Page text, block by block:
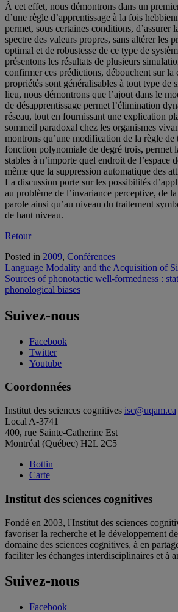
À cet effet, nous démontrons dans un
d’une règle d’apprentissage à la fois
permet, sous certaines conditions, d’assurer
spectre des valeurs propres, sans altérer les
optimal et de robustesse de ce type de
présentons les résultats de plusieurs
confirmer ces prédictions, débouchent sur la
propriétés sont généralisables à tout type de
lieu, nous démontrons que l’ajout dans le
de désapprentissage permet l’élimination
réseau, tout en fournissant une explication
sommeil paradoxal chez les organismes
montrons qu’une modification de la règle de
fonction polynomiale de degré trois, permet
stables à n’importe quel endroit de l’espace
même que la suppression automatique des
La discussion porte sur les possibilités
au problème de l’invariance perceptive, de
parole ainsi qu’au niveau du traitement
de haut niveau.
Retour
Posted in 2009, Conférences
Navigation
de
Language Modality and the Acquisition of
Sources of phonotactic well-formedness :
phonological biases
Suivez-nous
Facebook
Twitter
Youtube
Coordonnées
Institut des sciences cognitives isc@uqam.ca
Local A-3741
400, rue Sainte-Catherine Est
Montréal (Québec) H2L 2C5
Bottin
Carte
Institut des sciences cognitives
Fondé en 2003, l'Institut des sciences
favoriser la recherche et le développement
domaine des sciences cognitives, à en
faciliter les échanges interdisciplinaires et à
Suivez-nous
Facebook